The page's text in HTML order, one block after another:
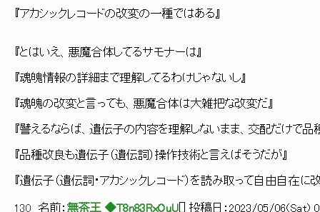
『アカシックレコードの改変の一種ではある』
『とはいえ、悪魔合体してるサモナーは』
『魂魄情報の詳細まで理解してるわけじゃないし』
『魂魄の改変と言っても、悪魔合体は大雑把な改変だ』
『譬えるならば、遺伝子の内容を理解しないまま、交配だけで品
『品種改良も遺伝子（遺伝詞）操作技術と言えばそうだが』
『遺伝子（遺伝詞・アカシックレコード）を読み取って自由自在に
130 名前： 無茶王 ◆T8n83RxOuU ] 投稿日： 2023/05/06(Sat)